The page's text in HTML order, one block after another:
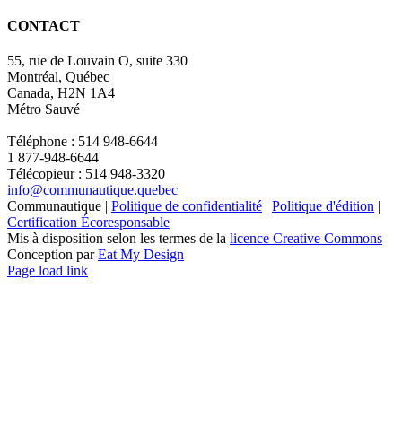
CONTACT
55, rue de Louvain O, suite 330
Montréal, Québec
Canada, H2N 1A4
Métro Sauvé
Téléphone : 514 948-6644
1 877-948-6644
Télécopieur : 514 948-3320
info@communautique.quebec
Communautique | Politique de confidentialité | Politique d'édition |
Certification Écoresponsable
Mis à disposition selon les termes de la licence Creative Commons
Conception parEat My Design
Facebook
YouTube
LinkedIn
Email
Page load link